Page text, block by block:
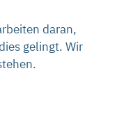
daran,
gelingt. Wir